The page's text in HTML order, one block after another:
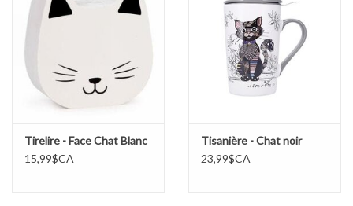
Tirelire - Face Chat Blanc
15,99$CA
Tisanière - Chat noir
23,99$CA